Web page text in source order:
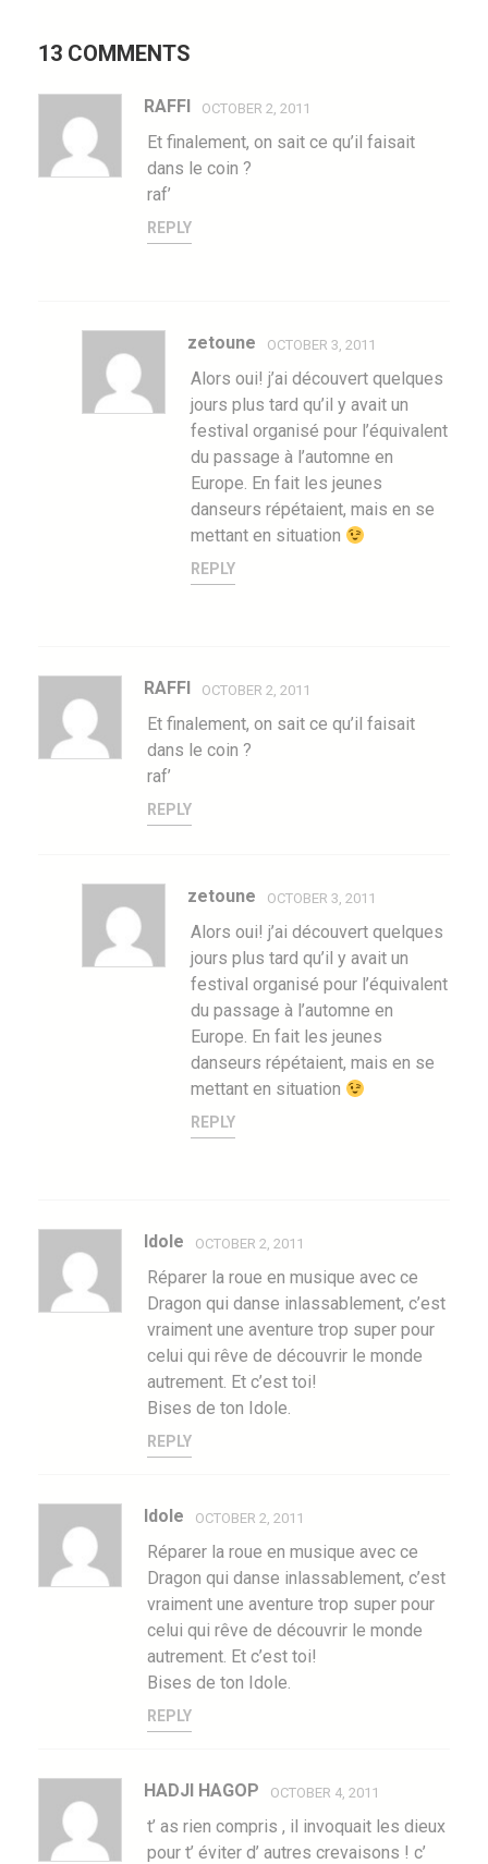
13 COMMENTS
RAFFI OCTOBER 2, 2011
Et finalement, on sait ce qu’il faisait
dans le coin ?
raf’
REPLY
zetoune OCTOBER 3, 2011
Alors oui! j’ai découvert quelques
jours plus tard qu’il y avait un
festival organisé pour l’équivalent
du passage à l’automne en
Europe. En fait les jeunes
danseurs répétaient, mais en se
mettant en situation
REPLY
RAFFI OCTOBER 2, 2011
Et finalement, on sait ce qu’il faisait
dans le coin ?
raf’
REPLY
zetoune OCTOBER 3, 2011
Alors oui! j’ai découvert quelques
jours plus tard qu’il y avait un
festival organisé pour l’équivalent
du passage à l’automne en
Europe. En fait les jeunes
danseurs répétaient, mais en se
mettant en situation
REPLY
Idole OCTOBER 2, 2011
Réparer la roue en musique avec ce
Dragon qui danse inlassablement, c’est
vraiment une aventure trop super pour
celui qui rêve de découvrir le monde
autrement. Et c’est toi!
Bises de ton Idole.
REPLY
Idole OCTOBER 2, 2011
Réparer la roue en musique avec ce
Dragon qui danse inlassablement, c’est
vraiment une aventure trop super pour
celui qui rêve de découvrir le monde
autrement. Et c’est toi!
Bises de ton Idole.
REPLY
HADJI HAGOP OCTOBER 4, 2011
t’ as rien compris , il invoquait les dieux
pour t’ éviter d’ autres crevaisons ! c’